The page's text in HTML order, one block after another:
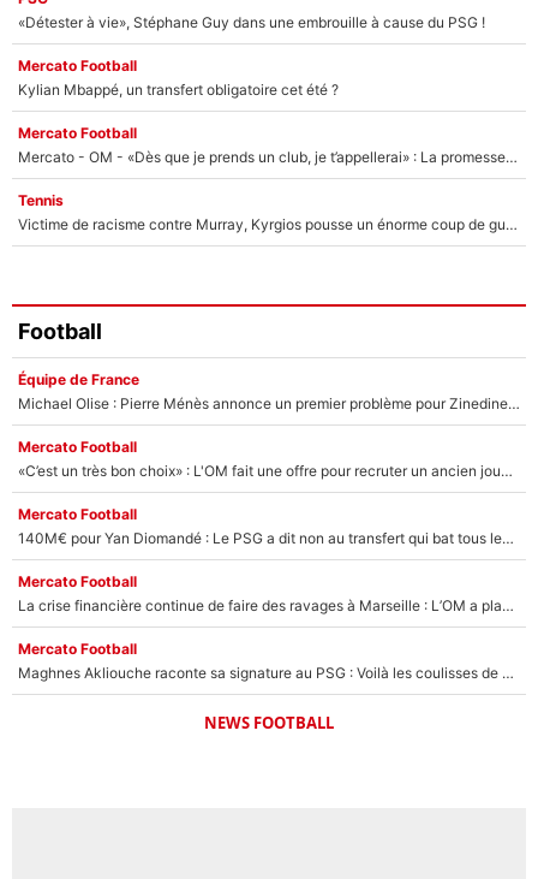
«Détester à vie», Stéphane Guy dans une embrouille à cause du PSG !
Mercato Football
Kylian Mbappé, un transfert obligatoire cet été ?
Mercato Football
Mercato - OM - «Dès que je prends un club, je t’appellerai» : La promesse de Marcelino au moment de claquer la porte
Tennis
Victime de racisme contre Murray, Kyrgios pousse un énorme coup de gueule !
Football
Équipe de France
Michael Olise : Pierre Ménès annonce un premier problème pour Zinedine Zidane en équipe de France
Mercato Football
«C’est un très bon choix» : L'OM fait une offre pour recruter un ancien joueur du PSG... et c'est validé dans l'After Foot !
Mercato Football
140M€ pour Yan Diomandé : Le PSG a dit non au transfert qui bat tous les records sur le mercato
Mercato Football
La crise financière continue de faire des ravages à Marseille : L’OM a placé 12 joueurs sur le marché des transferts… et ça pourrait lui rapporter près de 100M€ !
Mercato Football
Maghnes Akliouche raconte sa signature au PSG : Voilà les coulisses de son transfert de rêve à 50M€
NEWS FOOTBALL